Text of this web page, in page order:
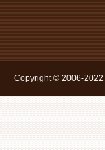
Copyright © 2006-2022